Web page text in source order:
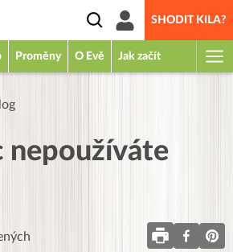
SHODIT KILA?
Proměny O Evě Jak začít
nepoužíváte